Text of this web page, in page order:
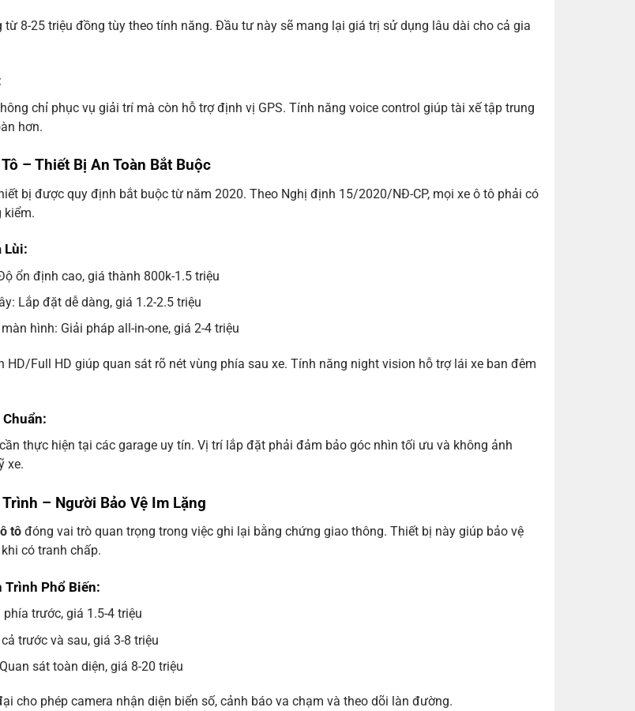
từ 8-25 triệu đồng tùy theo tính năng. Đầu tư này sẽ mang lại giá trị sử dụng lâu dài cho cả gia
chỉ phục vụ giải trí mà còn hỗ trợ định vị GPS. Tính năng voice control giúp tài xế tập trung
hơn.
– Thiết Bị An Toàn Bắt Buộc
bị được quy định bắt buộc từ năm 2020. Theo Nghị định 15/2020/NĐ-CP, mọi xe ô tô phải có
kiểm.
Lùi:
ổn định cao, giá thành 800k-1.5 triệu
Lắp đặt dễ dàng, giá 1.2-2.5 triệu
hình: Giải pháp all-in-one, giá 2-4 triệu
HD/Full HD giúp quan sát rõ nét vùng phía sau xe. Tính năng night vision hỗ trợ lái xe ban đêm
thực hiện tại các garage uy tín. Vị trí lắp đặt phải đảm bảo góc nhìn tối ưu và không ảnh
xe.
– Người Bảo Vệ Im Lặng
tô đóng vai trò quan trọng trong việc ghi lại bằng chứng giao thông. Thiết bị này giúp bảo vệ
có tranh chấp.
Trình Phổ Biến:
phía trước, giá 1.5-4 triệu
trước và sau, giá 3-8 triệu
sát toàn diện, giá 8-20 triệu
cho phép camera nhận diện biển số, cảnh báo va chạm và theo dõi làn đường.